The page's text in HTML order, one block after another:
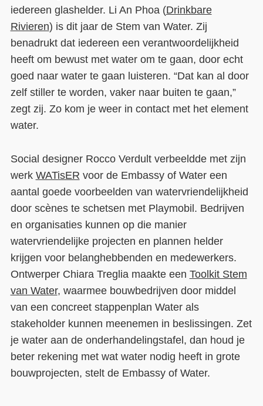
iedereen glashelder. Li An Phoa (Drinkbare
Rivieren) is dit jaar de Stem van Water. Zij
benadrukt dat iedereen een verantwoordelijkheid
heeft om bewust met water om te gaan, door echt
goed naar water te gaan luisteren. “Dat kan al door
zelf stiller te worden, vaker naar buiten te gaan,”
zegt zij. Zo kom je weer in contact met het element
water.
Social designer Rocco Verdult verbeeldde met zijn
werk WATisER voor de Embassy of Water een
aantal goede voorbeelden van watervriendelijkheid
door scènes te schetsen met Playmobil. Bedrijven
en organisaties kunnen op die manier
watervriendelijke projecten en plannen helder
krijgen voor belanghebbenden en medewerkers.
Ontwerper Chiara Treglia maakte een Toolkit Stem
van Water, waarmee bouwbedrijven door middel
van een concreet stappenplan Water als
stakeholder kunnen meenemen in beslissingen. Zet
je water aan de onderhandelingstafel, dan houd je
beter rekening met wat water nodig heeft in grote
bouwprojecten, stelt de Embassy of Water.